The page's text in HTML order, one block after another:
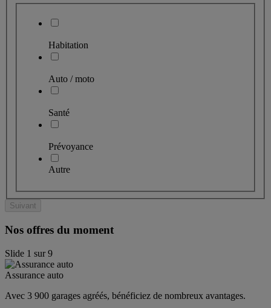
Habitation
Auto / moto
Santé
Prévoyance
Autre
Suivant
Nos offres du moment
Slide 1 sur9
Assurance auto
Avec 3 900 garages agréés, bénéficiez de nombreux avantages.